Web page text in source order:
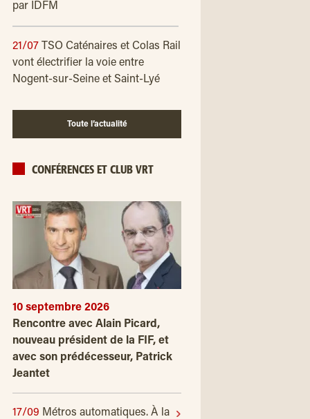
par IDFM
21/07
TSO Caténaires et Colas Rail
vont électrifier la voie entre
Nogent-sur-Seine et Saint-Lyé
Toute l’actualité
CONFÉRENCES ET CLUB VRT
10 septembre 2026
Rencontre avec Alain Picard,
nouveau président de la FIF, et
avec son prédécesseur, Patrick
Jeantet
17/09 Métros automatiques. À la